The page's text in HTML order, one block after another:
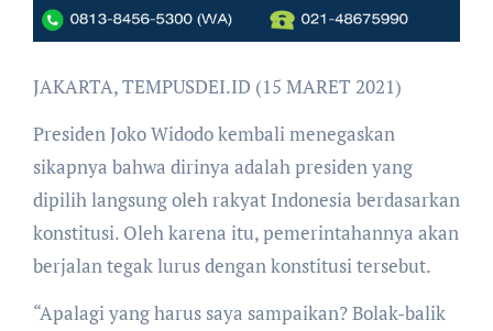
JAKARTA, TEMPUSDEI.ID (15 MARET 2021)
Presiden Joko Widodo kembali menegaskan
sikapnya bahwa dirinya adalah presiden yang
dipilih langsung oleh rakyat Indonesia berdasarkan
konstitusi. Oleh karena itu, pemerintahannya akan
berjalan tegak lurus dengan konstitusi tersebut.
“Apalagi yang harus saya sampaikan? Bolak-balik